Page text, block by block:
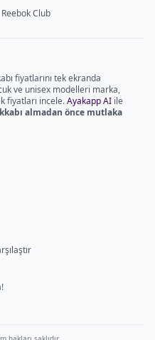
Reebok Club
fiyatlarını tek ekranda
ve unisex modelleri marka,
fiyatları incele.Ayakapp AI ile
almadan önce mutlaka